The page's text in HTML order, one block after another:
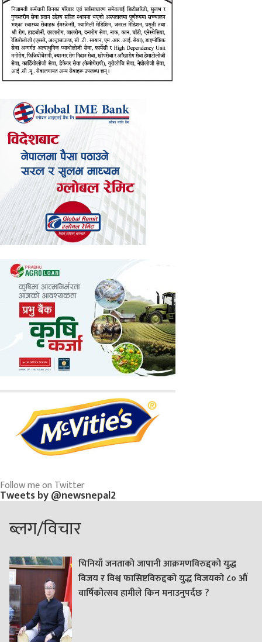
Follow me on Twitter
Tweets by @newsnepal2
ब्लग/विचार
चिनियाँ जनताको जापानी आक्रमणविरुद्दको युद्ध
विजय र विश्व फासिष्टविरुद्दको युद्ध विजयको ८० औं
वार्षिकोत्सव हामीले किन मनाउनुपर्दछ ?